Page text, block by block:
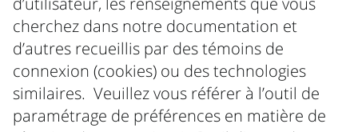
cherchez dans notre documentation et
d’autres recueillis par des témoins de
connexion (cookies) ou des technologies
similaires. Veuillez vous référer à l’outil de
paramétrage de préférences en matière de